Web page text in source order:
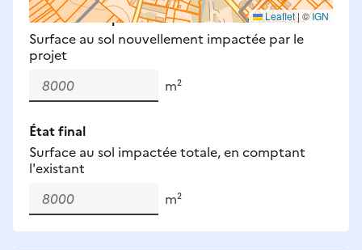
Leaflet| ©IGN
Nouveaux impacts
Surface au sol nouvellement impactée par le
projet
m²
État final
Surface au sol impactée totale, en comptant
l'existant
m²